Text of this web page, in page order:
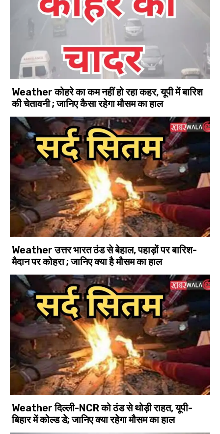
Weather कोहरे का कम नहीं हो रहा कहर, यूपी में बारिश
की चेतावनी ; जानिए कैसा रहेगा मौसम का हाल
Weather उत्तर भारत ठंड से बेहाल, पहाड़ों पर बारिश-
मैदान पर कोहरा ; जानिए क्या है मौसम का हाल
Weather दिल्ली-NCR को ठंड से थोड़ी राहत, यूपी-
बिहार में कोल्ड डे; जानिए क्या रहेगा मौसम का हाल